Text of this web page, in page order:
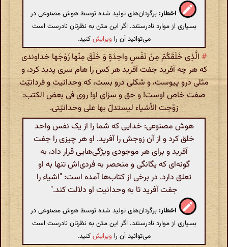
اخطار: برگردان‌های تولید شده توسط هوش مصنوعی در
بسیاری از موارد نادرستند. اگر این متن به نظرتان نادرست است
می‌توانید آن را ویرایشکنید.
# الَّذِی خَلَقَکُمْ مِنْ نَفْسٍ واحِدَةٍ وَ خَلَقَ مِنْها زَوْجَها خداوندی
که هر چه آفرید جفت آفرید هر کس را هام سری پدید کرد، و
مثلی درو پیوست، و شکلی درو بست، که وحدانیت و فردانیّت
صفت خاص اوست! و حق و سزای او! روی فی بعض الکتب:
زوّجت الأشیاء لیستدلّ بها علی وحدانیّتی.
هوش مصنوعی: خدایی که شما را از یک نفس واحد
خلق کرد و از آن زوجش را آفرید. او هر چیزی را جفت
آفرید و برای هر موجودی ویژگی‌هایی قرار داد، به
گونه‌ای که یگانگی و منحصر به فردی‌اش تنها به او
تعلق دارد. در برخی از کتاب‌ها آمده است: "اشیاء را
جفت آفرید تا به وحدانیت او دلالت کند."
اخطار: برگردان‌های تولید شده توسط هوش مصنوعی در
بسیاری از موارد نادرستند. اگر این متن به نظرتان نادرست است
می‌توانید آن را ویرایشکنید.